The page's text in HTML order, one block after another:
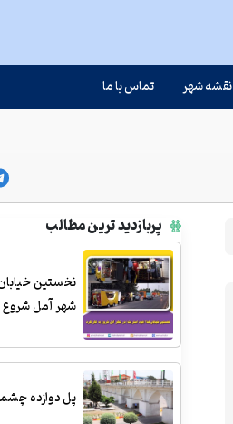
نقشه شهر تماس با ما
پربازدید ترین مطالب
نخستین
شهر آمل شروع
پل دوازده